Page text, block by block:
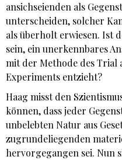
ansichseienden als
unterscheiden, solcher
als überholt erwiesen. Ist
sein, ein unerkennbares
mit der Methode des Trial
Experiments entzieht?
Haag misst den
können, dass jeder
unbelebten Natur aus
zugrundeliegenden
hervorgegangen sei. Nun